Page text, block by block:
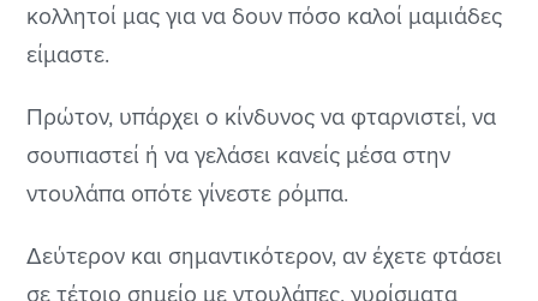
κολλητοί μας για να δουν πόσο καλοί μαμιάδες
είμαστε.
Πρώτον, υπάρχει ο κίνδυνος να φταρνιστεί, να
σουπιαστεί ή να γελάσει κανείς μέσα στην
ντουλάπα οπότε γίνεστε ρόμπα.
Δεύτερον και σημαντικότερον, αν έχετε φτάσει
σε τέτοιο σημείο με ντουλάπες, γυρίσματα